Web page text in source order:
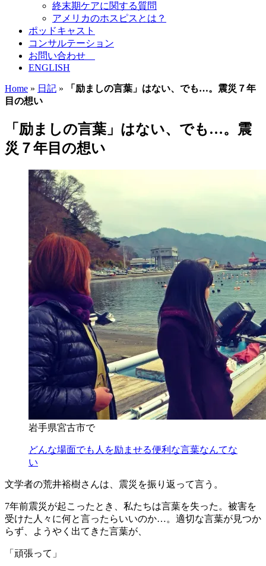
終末期ケアに関する質問
アメリカのホスピスとは？
ポッドキャスト
コンサルテーション
お問い合わせ
ENGLISH
Home » 日記 »
「励ましの言葉」はない、でも…。震災７年
目の想い
「励ましの言葉」はない、でも…。震
災７年目の想い
岩手県宮古市で
どんな場面でも人を励ませる便利な言葉なんてな
い
文学者の荒井裕樹さんは、震災を振り返って言う。
7年前震災が起こったとき、私たちは言葉を失った。被害を
受けた人々に何と言ったらいいのか…。適切な言葉が見つか
らず、ようやく出てきた言葉が、
「頑張って」